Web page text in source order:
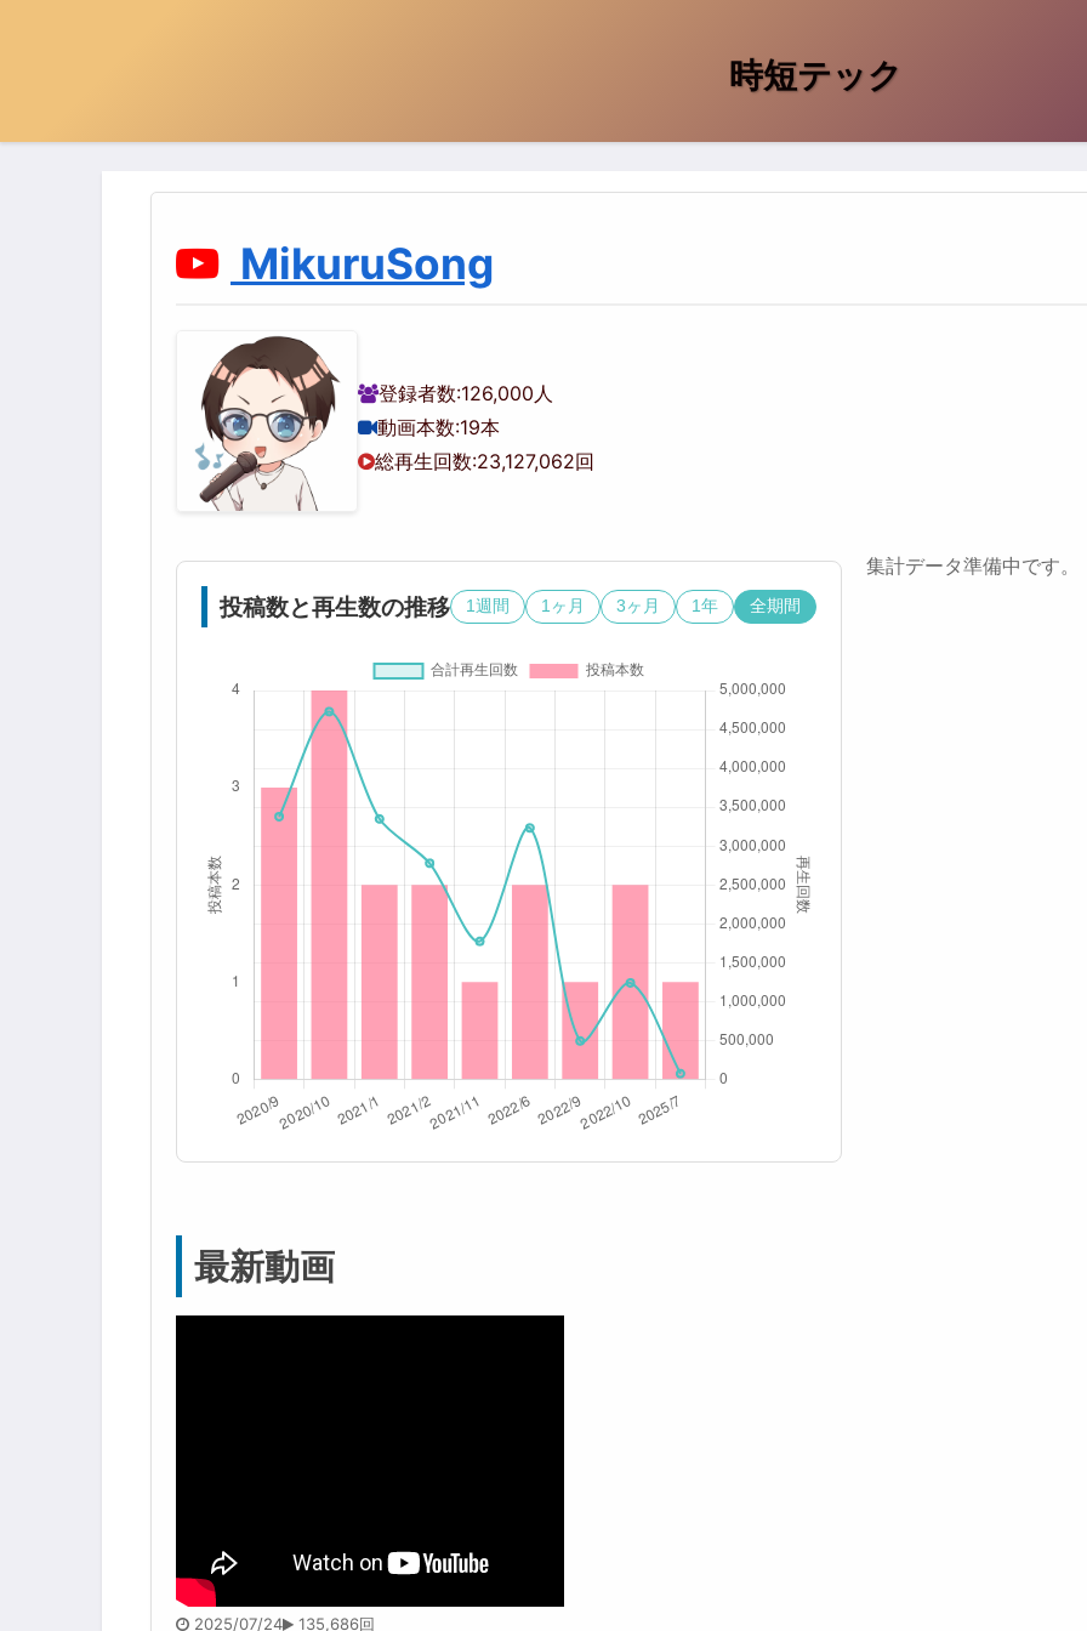
時短テック
MikuruSong
登録者数:126,000人
動画本数:19本
総再生回数:23,127,062回
投稿数と再生数の推移 1週間 1ヶ月 3ヶ月 1年 全期間
集計データ準備中です。
最新動画
2025/07/24 135,686回